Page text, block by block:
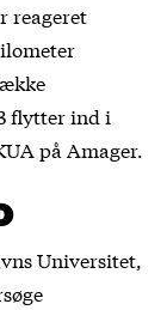
reageret
flytter ind i
på Amager.
Universitet,